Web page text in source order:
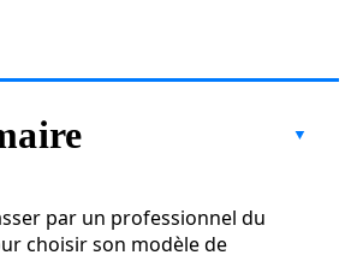
par un professionnel du
choisir son modèle de